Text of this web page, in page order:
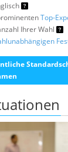
Top-
Ihrer Wahl